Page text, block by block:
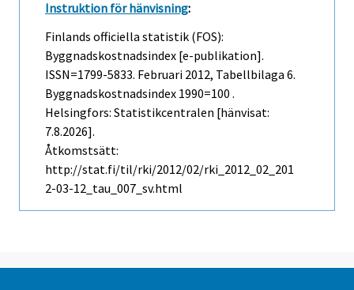
Instruktion för hänvisning:
Finlands officiella statistik (FOS):
Byggnadskostnadsindex [e-publikation].
ISSN=1799-5833. Februari 2012, Tabellbilaga 6.
Byggnadskostnadsindex 1990=100 .
Helsingfors: Statistikcentralen [hänvisat:
7.8.2026].
Åtkomstsätt:
http://stat.fi/til/rki/2012/02/rki_2012_02_201
2-03-12_tau_007_sv.html